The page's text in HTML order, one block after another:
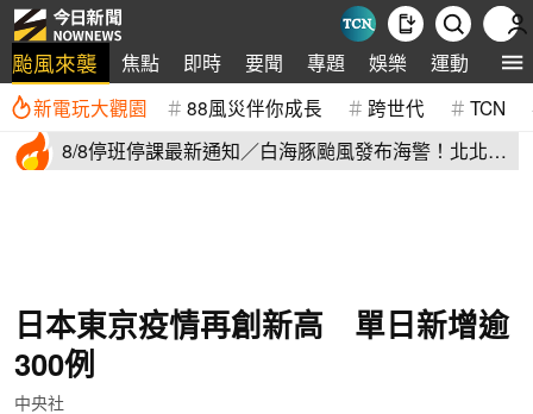
颱風來襲 焦點 即時 要聞 專題 娛樂 運動 全球
新電玩大觀園 88風災伴你成長 跨世代 TCN
8/8停班停課最新通知／白海豚颱風發布海警！北北基
日本東京疫情再創新高 單日新增逾
300例
中央社